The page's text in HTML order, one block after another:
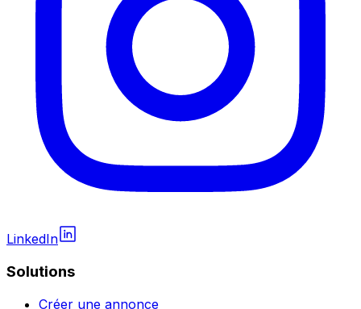
LinkedIn
Solutions
Créer une annonce